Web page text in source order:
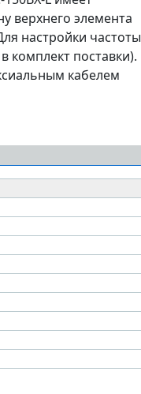
верхнего элемента
настройки частоты
комплект поставки).
кабелем